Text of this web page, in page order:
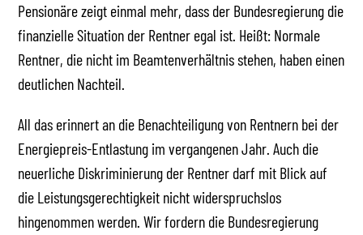
Pensionäre zeigt einmal mehr, dass der Bundesregierung die
finanzielle Situation der Rentner egal ist. Heißt: Normale
Rentner, die nicht im Beamtenverhältnis stehen, haben einen
deutlichen Nachteil.
All das erinnert an die Benachteiligung von Rentnern bei der
Energiepreis-Entlastung im vergangenen Jahr. Auch die
neuerliche Diskriminierung der Rentner darf mit Blick auf
die Leistungsgerechtigkeit nicht widerspruchslos
hingenommen werden. Wir fordern die Bundesregierung